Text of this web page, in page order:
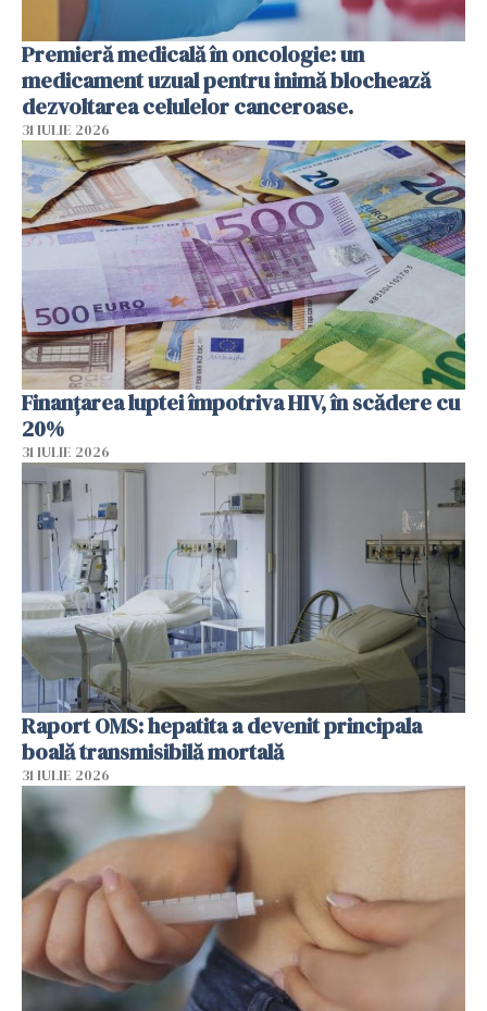
Premieră medicală în oncologie: un
medicament uzual pentru inimă blochează
dezvoltarea celulelor canceroase.
31 IULIE 2026
Finanțarea luptei împotriva HIV, în scădere cu
20%
31 IULIE 2026
Raport OMS: hepatita a devenit principala
boală transmisibilă mortală
31 IULIE 2026